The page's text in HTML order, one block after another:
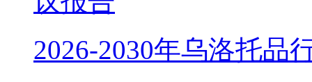
2026-2030年乌洛托品